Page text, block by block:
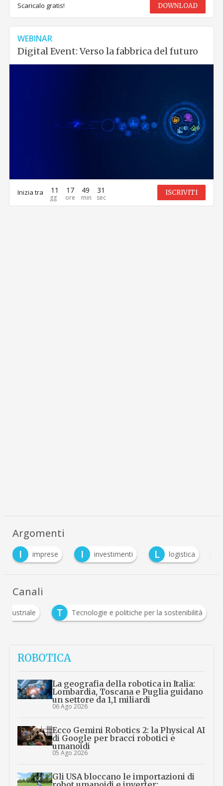
Scaricalo gratis! DOWNLOAD
WEBINAR
Digital Event: Verso la fabbrica del futuro
Inizia tra 11 17 49 31 ISCRIVITI
Argomenti
I
imprese I investimenti L logistica
Canali
industriale T Tecnologie e politiche per la sostenibilità
ROBOTICA
La geografia della robotica in Italia:
Lombardia, Toscana e Puglia guidano
un settore da 1,1 miliardi
06 Ago 2026
Ecco Gemini Robotics 2: la Physical AI
di Google per bracci robotici e
umanoidi
05 Ago 2026
Gli USA bloccano le importazioni di